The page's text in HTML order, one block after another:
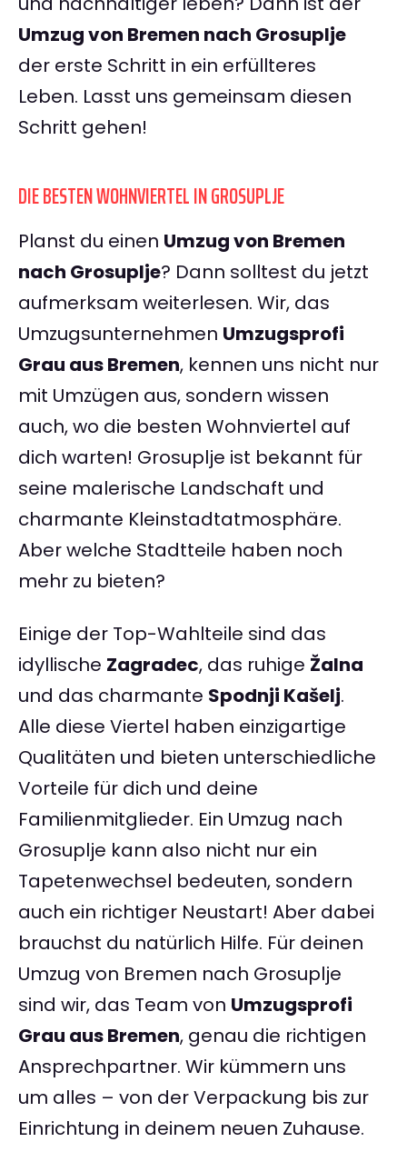
Umzug von Bremen nach Grosuplje
der erste Schritt in ein erfüllteres
Leben. Lasst uns gemeinsam diesen
Schritt gehen!
DIE BESTEN WOHNVIERTEL IN GROSUPLJE
Planst du einen Umzug von Bremen
nach Grosuplje? Dann solltest du jetzt
aufmerksam weiterlesen. Wir, das
Umzugsunternehmen Umzugsprofi
Grau aus Bremen, kennen uns nicht nur
mit Umzügen aus, sondern wissen
auch, wo die besten Wohnviertel auf
dich warten! Grosuplje ist bekannt für
seine malerische Landschaft und
charmante Kleinstadtatmosphäre.
Aber welche Stadtteile haben noch
mehr zu bieten?
Einige der Top-Wahlteile sind das
idyllische Zagradec, das ruhige Žalna
und das charmante Spodnji Kašelj.
Alle diese Viertel haben einzigartige
Qualitäten und bieten unterschiedliche
Vorteile für dich und deine
Familienmitglieder. Ein Umzug nach
Grosuplje kann also nicht nur ein
Tapetenwechsel bedeuten, sondern
auch ein richtiger Neustart! Aber dabei
brauchst du natürlich Hilfe. Für deinen
Umzug von Bremen nach Grosuplje
sind wir, das Team von Umzugsprofi
Grau aus Bremen, genau die richtigen
Ansprechpartner. Wir kümmern uns
um alles – von der Verpackung bis zur
Einrichtung in deinem neuen Zuhause.